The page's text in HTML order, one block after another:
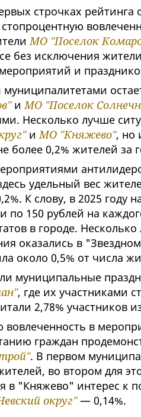
строчках
МО "Поселок
без исключения
и
иМО "Поселок
Несколько лучше
иМО "Княжево", но
более 0,2% жителей за
удельный вес
К слову, в 2025 году
по 150 рублей на
в городе. Несколько
оказались в
около 0,5% от числа
муниципальные
, где их участниками
2,78% участников
в
граждан
. В первом
во втором для
в "Княжево" интерес к
округ"— 0,14%.